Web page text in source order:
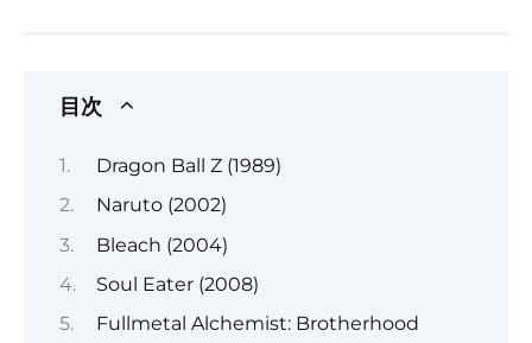
目次
Dragon Ball Z (1989)
Naruto (2002)
Bleach (2004)
Soul Eater (2008)
Fullmetal Alchemist: Brotherhood